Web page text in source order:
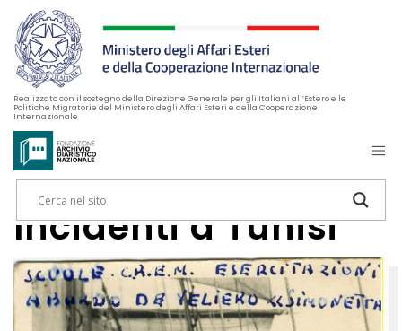
Realizzato con il sostegno della Direzione Generale per gli Italiani all’Estero e le
Politiche Migratorie del Ministero degli Affari Esteri e della Cooperazione
Internazionale
Incidenti a Tunisi